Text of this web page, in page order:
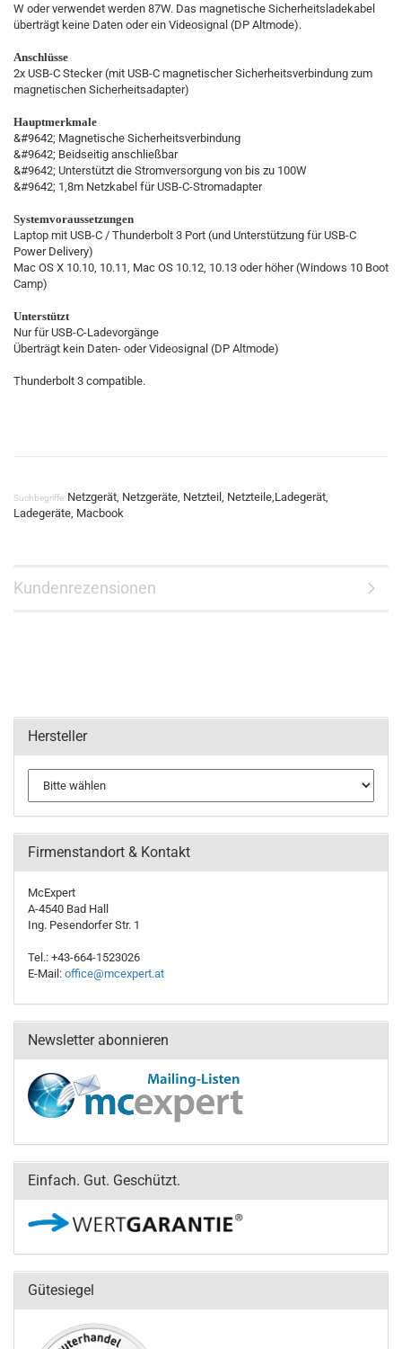
W oder verwendet werden 87W. Das magnetische Sicherheitsladekabel
überträgt keine Daten oder ein Videosignal (DP Altmode).
Anschlüsse
2x USB-C Stecker (mit USB-C magnetischer Sicherheitsverbindung zum
magnetischen Sicherheitsadapter)
Hauptmerkmale
&#9642; Magnetische Sicherheitsverbindung
&#9642; Beidseitig anschließbar
&#9642; Unterstützt die Stromversorgung von bis zu 100W
&#9642; 1,8m Netzkabel für USB-C-Stromadapter
Systemvoraussetzungen
Laptop mit USB-C / Thunderbolt 3 Port (und Unterstützung für USB-C
Power Delivery)
Mac OS X 10.10, 10.11, Mac OS 10.12, 10.13 oder höher (Windows 10 Boot
Camp)
Unterstützt
Nur für USB-C-Ladevorgänge
Überträgt kein Daten- oder Videosignal (DP Altmode)
Thunderbolt 3 compatible.
Suchbegriffe: Netzgerät, Netzgeräte, Netzteil, Netzteile,Ladegerät,
Ladegeräte, Macbook
Kundenrezensionen
Hersteller
Firmenstandort & Kontakt
McExpert
A-4540 Bad Hall
Ing. Pesendorfer Str. 1
Tel.: +43-664-1523026
E-Mail: office@mcexpert.at
Newsletter abonnieren
Einfach. Gut. Geschützt.
Gütesiegel